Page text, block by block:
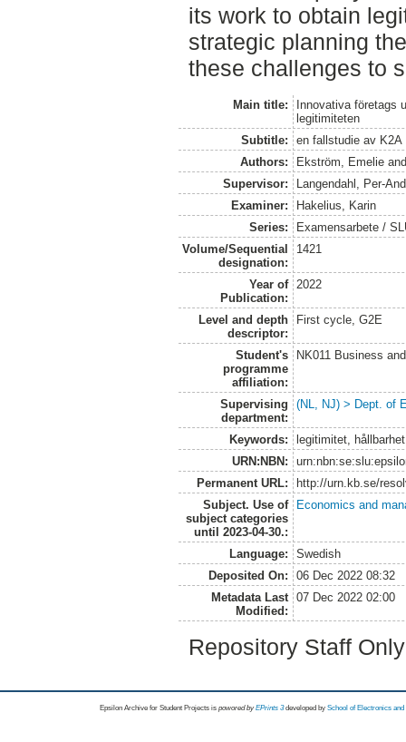
its work to obtain
strategic planning
these challenges to
Main title:
Innovativa företags
legitimiteten
Subtitle:
en fallstudie av K2A
Authors:
Ekström, Emelie
Supervisor:
Langendahl, Per-
Examiner:
Hakelius, Karin
Series:
Examensarbete /
Volume/Sequential
designation:
1421
Year of
Publication:
2022
Level and depth
descriptor:
First cycle, G2E
Student's
programme
affiliation:
NK011 Business
Supervising
department:
(NL, NJ) > Dept. of
Keywords:
legitimitet,
URN:NBN:
Permanent URL:
http://urn.kb.se/
Subject. Use of
subject categories
until 2023-04-30.:
Economics and
Language:
Swedish
Deposited On:
06 Dec 2022 08:32
Metadata Last
Modified:
07 Dec 2022 02:00
Repository Staff
Epsilon Archive for Student Projects is powored byEPrints 3 developed by School of Electronics